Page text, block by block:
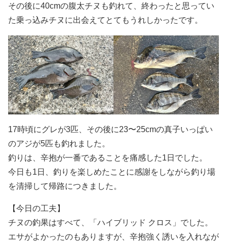
その後に40cmの腹太チヌも釣れて、終わったと思ってい
た乗っ込みチヌに出会えてとてもうれしかったです。
17時頃にグレが3匹、その後に23〜25cmの真子いっぱい
のアジが5匹も釣れました。
釣りは、辛抱が一番であることを痛感した1日でした。
今日も1日、釣りを楽しめたことに感謝をしながら釣り場
を清掃して帰路につきました。
【今日の工夫】
チヌの釣果はすべて、「ハイブリッド クロス」でした。
エサがよかったのもありますが、辛抱強く誘いを入れなが